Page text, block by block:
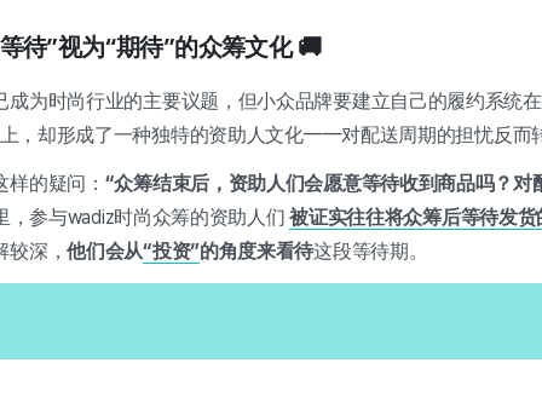
待”视为“期待”的众筹文化 🚚
成为时尚行业的主要议题，但小众品牌要建立自己的履约系统
，却形成了一种独特的资助人文化——对配送周期的担忧反而
的疑问： “众筹结束后，资助人们会愿意等待收到商品吗？对
，参与wadiz时尚众筹的资助人们被证实往往将众筹后等待发
较深，他们会从“投资”的角度来看待这段等待期。